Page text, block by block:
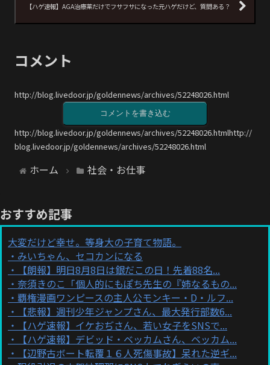
【ハゲ速報】AGA治療薬だけでフサフサになった元ハゲだけど、質問ある？
コメント
http://blog.livedoor.jp/goldennews/archives/52248026.html
コメントを書き込む
http://blog.livedoor.jp/goldennews/archives/52248026.htmlhttp://
blog.livedoor.jp/goldennews/archives/52248026.html
ホーム 社会・お仕事
おすすめ記事
大変だけど幸せ。等身大の子育て物語。
みいちゃん、セコカンになる
【朗報】明日8月8日は銀だこの日！先着88名...
奈須きのこ「個人的にもぽち先生の『姉なるもの...
覇権漫画ワンピースの主人公モンキー・D・ルフ...
【悲報】週刊少年ジャンプさん、最大発行部数6...
【ハゲ速報】イケおぢさん、若い女子をSNSで...
【ハゲ速報】デビッド・ベッカムさん、ベッカム...
【辺野古ボート転覆１６人死傷事故】呆れた逆ギ...